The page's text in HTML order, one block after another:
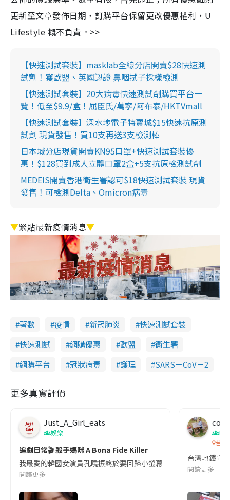
更新至文章發佈日期，訂購平台保留更改優惠權利，U
Lifestyle 概不負責。>>
【快速測試套裝】masklab全線分店開賣$28快速測
試劑！獲歐盟、英國認證 鼻咽拭子採樣檢測
【快速測試套裝】20大病毒快速測試劑購買平台一
覽！低至$9.9/盒！屈臣氏/萬寧/阿布泰/HKTVmall
【快速測試套裝】深水埗電子特賣城$15快速抗原測
試劑 現貨發售！買10支再送3支檢測棒
日本城分店現貨開賣KN95口罩+快速測試套裝優
惠！$128買到成人立體口罩2盒+5支抗原檢測試劑
MEDEIS開賣香港衛生署認可$18快速測試套裝 現貨
發售！可檢測Delta、Omicron病毒
▼緊貼最新疫情消息▼
著數 疫情 新冠肺炎
快速測試套裝
快速測試
網購優惠 歐盟
衞生署
網購平台
冠狀病毒 護理 SARS－CoV－2
更多真實評價
Just_A_Girl_eats
娛樂
追劇日常🎬 殺手媽咪 A Bona Fide Killer
我最愛的韓國女演員孔曉振終於要回歸小螢幕啦!這次的劇本改編
閱讀更多
co
吹
台灣
台灣地鐵宣
閱讀更多